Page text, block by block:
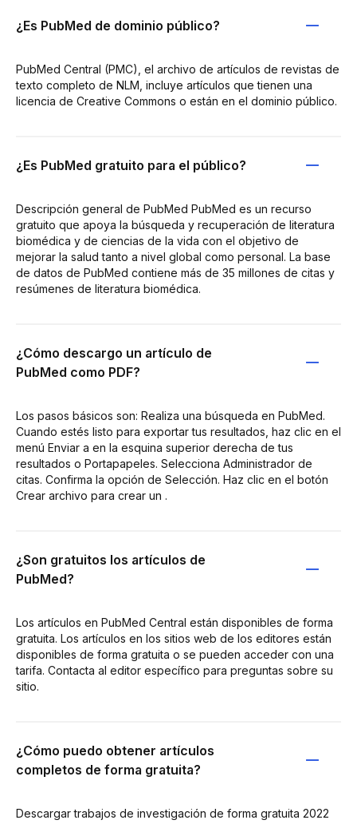
¿Es PubMed de dominio público?
PubMed Central (PMC), el archivo de artículos de revistas de
texto completo de NLM, incluye artículos que tienen una
licencia de Creative Commons o están en el dominio público.
¿Es PubMed gratuito para el público?
Descripción general de PubMed PubMed es un recurso
gratuito que apoya la búsqueda y recuperación de literatura
biomédica y de ciencias de la vida con el objetivo de
mejorar la salud tanto a nivel global como personal. La base
de datos de PubMed contiene más de 35 millones de citas y
resúmenes de literatura biomédica.
¿Cómo descargo un artículo de
PubMed como PDF?
Los pasos básicos son: Realiza una búsqueda en PubMed.
Cuando estés listo para exportar tus resultados, haz clic en el
menú Enviar a en la esquina superior derecha de tus
resultados o Portapapeles. Selecciona Administrador de
citas. Confirma la opción de Selección. Haz clic en el botón
Crear archivo para crear un .
¿Son gratuitos los artículos de
PubMed?
Los artículos en PubMed Central están disponibles de forma
gratuita. Los artículos en los sitios web de los editores están
disponibles de forma gratuita o se pueden acceder con una
tarifa. Contacta al editor específico para preguntas sobre su
sitio.
¿Cómo puedo obtener artículos
completos de forma gratuita?
Descargar trabajos de investigación de forma gratuita 2022